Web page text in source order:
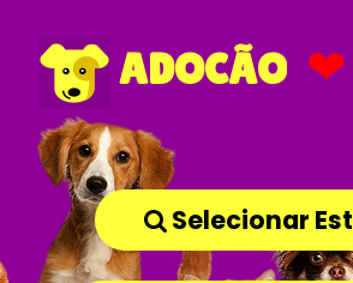
ADOCÃO ❤
Selecionar